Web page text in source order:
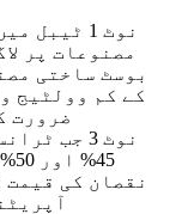
نوٹ 1
مصنوعات پر
بوسٹ ساختی
ضرورت
نوٹ 3 جب
نقصان کی قیمت